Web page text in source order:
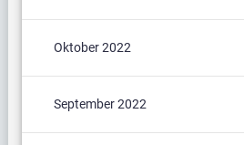
Oktober 2022
September 2022